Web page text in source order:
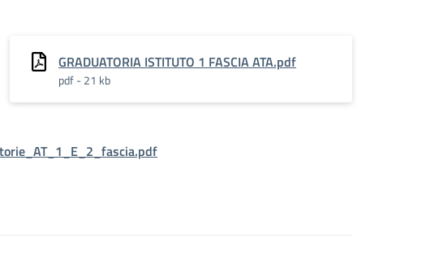
GRADUATORIA ISTITUTO 1 FASCIA ATA.pdf
pdf - 21 kb